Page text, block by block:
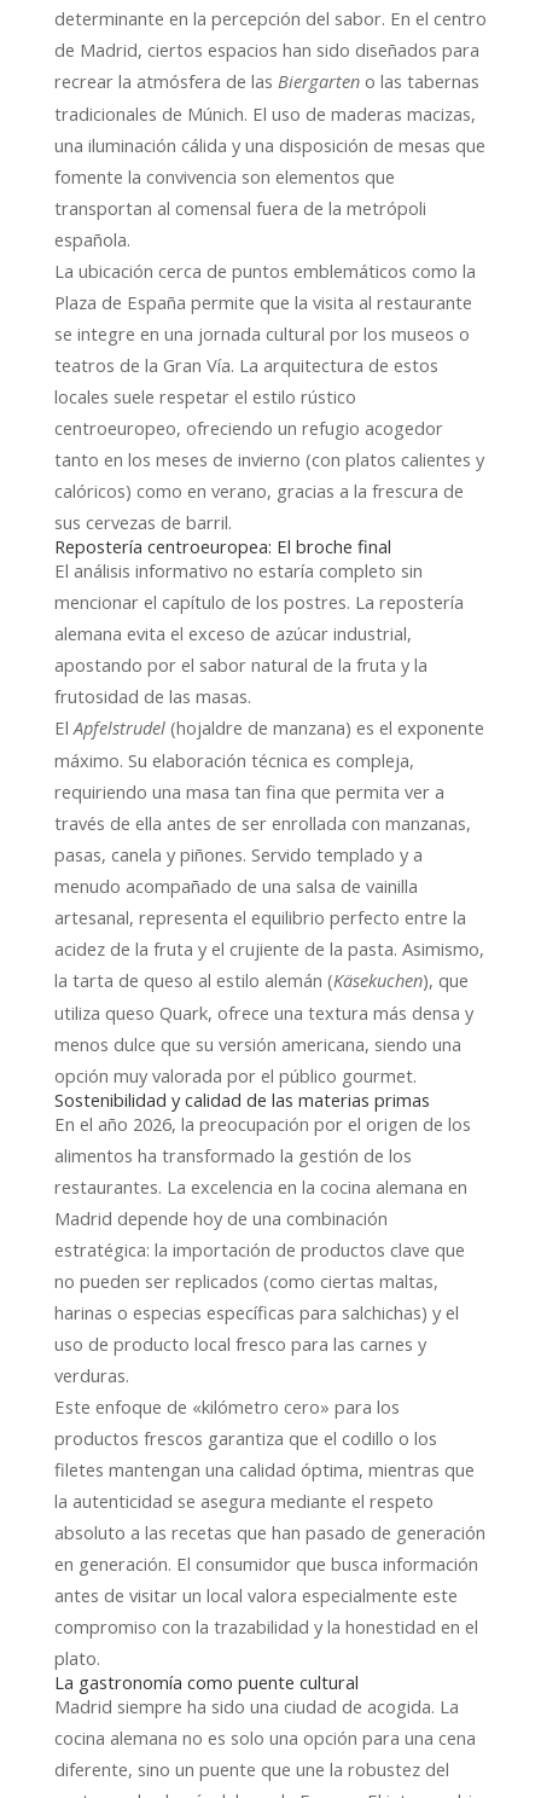
determinante en la percepción del sabor. En el centro
de Madrid, ciertos espacios han sido diseñados para
recrear la atmósfera de las Biergarteno las tabernas
tradicionales de Múnich. El uso de maderas macizas,
una iluminación cálida y una disposición de mesas que
fomente la convivencia son elementos que
transportan al comensal fuera de la metrópoli
española.
La ubicación cerca de puntos emblemáticos como la
Plaza de España permite que la visita al restaurante
se integre en una jornada cultural por los museos o
teatros de la Gran Vía. La arquitectura de estos
locales suele respetar el estilo rústico
centroeuropeo, ofreciendo un refugio acogedor
tanto en los meses de invierno (con platos calientes y
calóricos) como en verano, gracias a la frescura de
sus cervezas de barril.
Repostería centroeuropea: El broche final
El análisis informativo no estaría completo sin
mencionar el capítulo de los postres. La repostería
alemana evita el exceso de azúcar industrial,
apostando por el sabor natural de la fruta y la
frutosidad de las masas.
El Apfelstrudel(hojaldre de manzana) es el exponente
máximo. Su elaboración técnica es compleja,
requiriendo una masa tan fina que permita ver a
través de ella antes de ser enrollada con manzanas,
pasas, canela y piñones. Servido templado y a
menudo acompañado de una salsa de vainilla
artesanal, representa el equilibrio perfecto entre la
acidez de la fruta y el crujiente de la pasta. Asimismo,
la tarta de queso al estilo alemán (Käsekuchen), que
utiliza queso Quark, ofrece una textura más densa y
menos dulce que su versión americana, siendo una
opción muy valorada por el público gourmet.
Sostenibilidad y calidad de las materias primas
En el año 2026, la preocupación por el origen de los
alimentos ha transformado la gestión de los
restaurantes. La excelencia en la cocina alemana en
Madrid depende hoy de una combinación
estratégica: la importación de productos clave que
no pueden ser replicados (como ciertas maltas,
harinas o especias específicas para salchichas) y el
uso de producto local fresco para las carnes y
verduras.
Este enfoque de «kilómetro cero» para los
productos frescos garantiza que el codillo o los
filetes mantengan una calidad óptima, mientras que
la autenticidad se asegura mediante el respeto
absoluto a las recetas que han pasado de generación
en generación. El consumidor que busca información
antes de visitar un local valora especialmente este
compromiso con la trazabilidad y la honestidad en el
plato.
La gastronomía como puente cultural
Madrid siempre ha sido una ciudad de acogida. La
cocina alemana no es solo una opción para una cena
diferente, sino un puente que une la robustez del